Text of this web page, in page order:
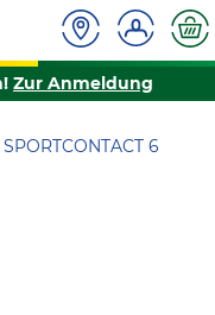
Zur Anmeldung
SPORTCONTACT 6